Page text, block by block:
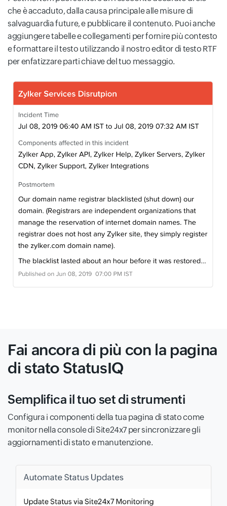
che è accaduto, dalla causa principale alle misure di
salvaguardia future, e pubblicare il contenuto. Puoi anche
aggiungere tabelle e collegamenti per fornire più contesto
e formattare il testo utilizzando il nostro editor di testo RTF
per enfatizzare parti chiave del tuo messaggio.
Fai ancora di più con la pagina
di stato StatusIQ
Semplifica il tuo set di strumenti
Configura i componenti della tua pagina di stato come
monitor nella console di Site24x7 per sincronizzare gli
aggiornamenti di stato e manutenzione.